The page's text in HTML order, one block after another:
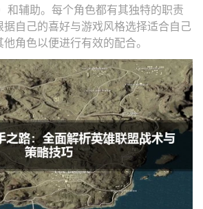
和辅助。每个角色都有其独特的职责
自己的喜好与游戏风格选择适合自己
角色以便进行有效的配合。